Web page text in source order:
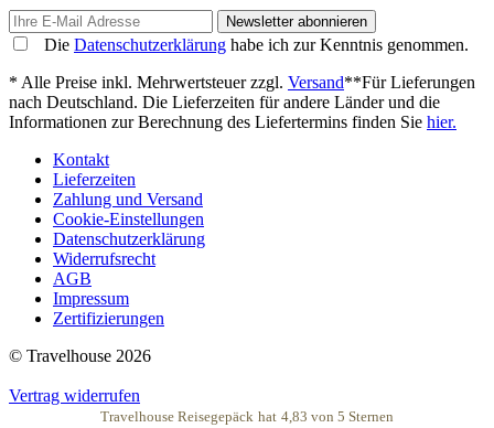
Newsletter abonnieren
Die Datenschutzerklärung habe ich zur Kenntnis genommen.
* Alle Preise inkl. Mehrwertsteuer zzgl. Versand**Für Lieferungen
nach Deutschland. Die Lieferzeiten für andere Länder und die
Informationen zur Berechnung des Liefertermins finden Sie hier.
Kontakt
Lieferzeiten
Zahlung und Versand
Cookie-Einstellungen
Datenschutzerklärung
Widerrufsrecht
AGB
Impressum
Zertifizierungen
© Travelhouse 2026
Vertrag widerrufen
Travelhouse Reisegepäck hat 4,83 von 5 Sternen